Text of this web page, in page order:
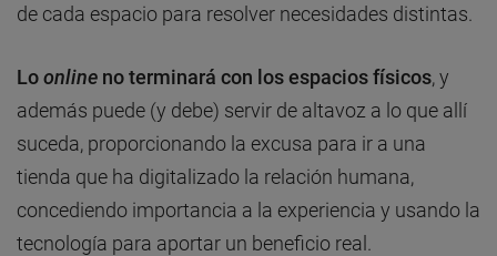
de cada espacio para resolver necesidades distintas.
Loonline no terminará con los espacios físicos, y
además puede (y debe) servir de altavoz a lo que allí
suceda, proporcionando la excusa para ir a una
tienda que ha digitalizado la relación humana,
concediendo importancia a la experiencia y usando la
tecnología para aportar un beneficio real.